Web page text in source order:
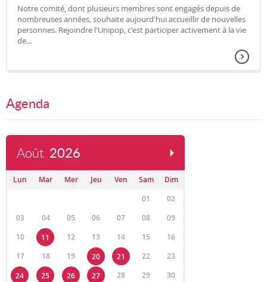
Notre comité, dont plusieurs membres sont engagés depuis de
nombreuses années, souhaite aujourd'hui accueillir de nouvelles
personnes. Rejoindre l'Unipop, c'est participer activement à la vie
de...
Agenda
Août 2026
Lun Mar Mer Jeu Ven Sam
Dim
01
02
03
04 05 06 07 08
09
10
11 12 13 14 15
16
17
18 19 20 21 22
23
24
25 26 27 28 29
30